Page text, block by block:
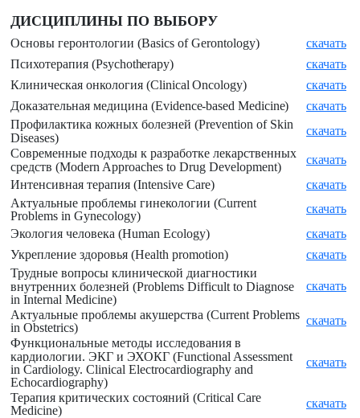
ДИСЦИПЛИНЫ ПО ВЫБОРУ
Основы геронтологии (Basics of Gerontology)
скачать
Психотерапия (Psychotherapy)
скачать
Клиническая онкология (Clinical Oncology)
скачать
Доказательная медицина (Evidence-based Medicine)
скачать
Профилактика кожных болезней (Prevention of Skin
Diseases)
скачать
Современные подходы к разработке лекарственных
средств (Modern Approaches to Drug Development)
скачать
Интенсивная терапия (Intensive Care)
скачать
Актуальные проблемы гинекологии (Current
Problems in Gynecology)
скачать
Экология человека (Human Ecology)
скачать
Укрепление здоровья (Health promotion)
скачать
Трудные вопросы клинической диагностики
внутренних болезней (Problems Difficult to Diagnose
in Internal Medicine)
скачать
Актуальные проблемы акушерства (Current Problems
in Obstetrics)
скачать
Функциональные методы исследования в
кардиологии. ЭКГ и ЭХОКГ (Functional Assessment
in Cardiology. Clinical Electrocardiography and
Echocardiography)
скачать
Терапия критических состояний (Critical Care
Medicine)
скачать